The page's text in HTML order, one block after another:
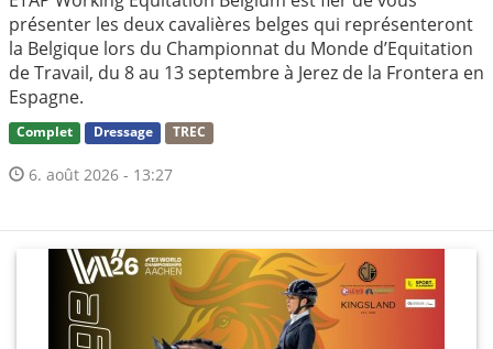
présenter les deux cavalières belges qui représenteront
la Belgique lors du Championnat du Monde d’Equitation
de Travail, du 8 au 13 septembre à Jerez de la Frontera en
Espagne.
Complet Dressage TREC
6. août 2026 - 13:27